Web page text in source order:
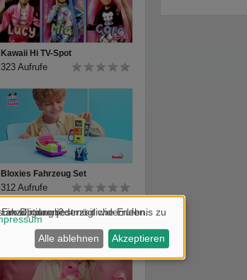
Kawaii Hi TV-Spot
323 Aufrufe
Bloxies Fahrzeug Set
312 Aufrufe